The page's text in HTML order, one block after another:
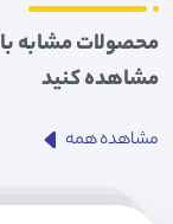
محصولات مشابه
مشاهده کنید
مشاهده همه